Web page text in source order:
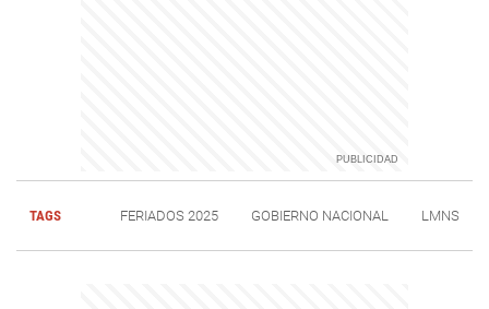
TAGS FERIADOS 2025 GOBIERNO NACIONAL LMNS